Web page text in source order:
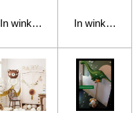
In winkelwagen In